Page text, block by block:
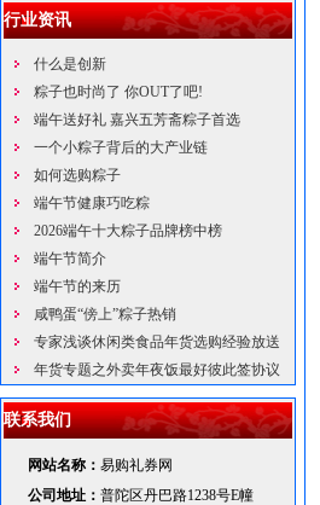
行业资讯
什么是创新
粽子也时尚了 你OUT了吧!
端午送好礼 嘉兴五芳斋粽子首选
一个小粽子背后的大产业链
如何选购粽子
端午节健康巧吃粽
2026端午十大粽子品牌榜中榜
端午节简介
端午节的来历
咸鸭蛋“傍上”粽子热销
专家浅谈休闲类食品年货选购经验放送
年货专题之外卖年夜饭最好彼此签协议
联系我们
网站名称：易购礼券网
公司地址：普陀区丹巴路1238号E幢